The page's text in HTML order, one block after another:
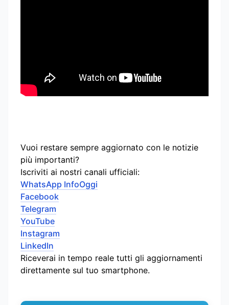
Vuoi restare sempre aggiornato con le notizie
più importanti?
Iscriviti ai nostri canali ufficiali:
WhatsApp InfoOggi
Facebook
Telegram
YouTube
Instagram
LinkedIn
Riceverai in tempo reale tutti gli aggiornamenti
direttamente sul tuo smartphone.